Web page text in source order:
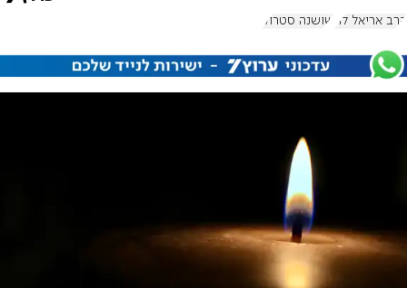
הרב אריאל לוי שושנה סטרוק